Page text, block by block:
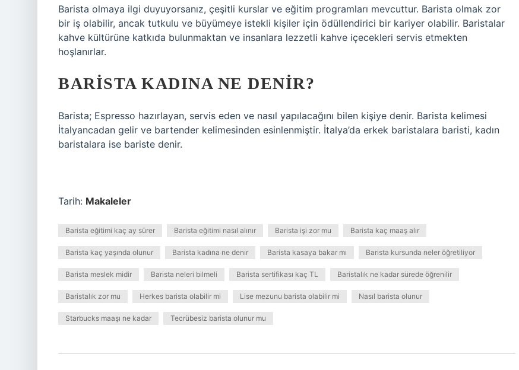
Barista olmaya ilgi duyuyorsanız, çeşitli kurslar ve eğitim programları mevcuttur. Barista olmak zor
bir iş olabilir, ancak tutkulu ve büyümeye istekli kişiler için ödüllendirici bir kariyer olabilir. Baristalar
kahve kültürüne katkıda bulunmaktan ve insanlara lezzetli kahve içecekleri servis etmekten
hoşlanırlar.
BARISTA KADINA NE DENIR?
Barista; Espresso hazırlayan, servis eden ve nasıl yapılacağını bilen kişiye denir. Barista kelimesi
İtalyancadan gelir ve bartender kelimesinden esinlenmiştir. İtalya’da erkek baristalara baristi, kadın
baristalara ise bariste denir.
Tarih: Makaleler
Barista eğitimi kaç ay sürer Barista eğitimi nasıl alınır Barista işi zor mu Barista kaç maaş alır
Barista kaç yaşında olunur Barista kadına ne denir Barista kasaya bakar mı Barista kursunda neler öğretiliyor
Barista meslek midir Barista neleri bilmeli Barista sertifikası kaç TL Baristalık ne kadar sürede öğrenilir
Baristalık zor mu Herkes barista olabilir mi Lise mezunu barista olabilir mi Nasıl barista olunur
Starbucks maaşı ne kadar Tecrübesiz barista olunur mu